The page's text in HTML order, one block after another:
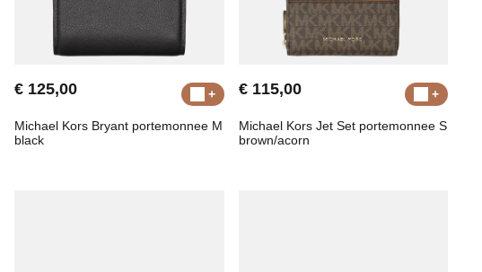
€ 125,00
Michael Kors Bryant portemonnee M
black
€ 115,00
Michael Kors Jet Set portemonnee S
brown/acorn